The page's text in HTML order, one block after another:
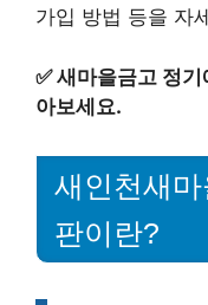
가입 방법 등을 자
✅새마을금고 정
아보세요.
새인천새
판이란?